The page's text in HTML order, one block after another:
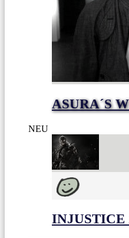
ASURA´S
NEU
INJUSTICE